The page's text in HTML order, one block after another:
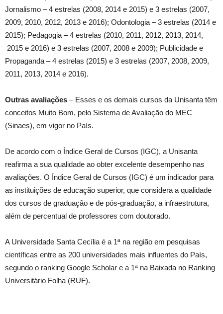
Jornalismo – 4 estrelas (2008, 2014 e 2015) e 3 estrelas (2007,
2009, 2010, 2012, 2013 e 2016); Odontologia – 3 estrelas (2014 e
2015); Pedagogia – 4 estrelas (2010, 2011, 2012, 2013, 2014,
2015 e 2016) e 3 estrelas (2007, 2008 e 2009); Publicidade e
Propaganda – 4 estrelas (2015) e 3 estrelas (2007, 2008, 2009,
2011, 2013, 2014 e 2016).
Outras avaliações – Esses e os demais cursos da Unisanta têm
conceitos Muito Bom, pelo Sistema de Avaliação do MEC
(Sinaes), em vigor no País.
De acordo com o Índice Geral de Cursos (IGC), a Unisanta
reafirma a sua qualidade ao obter excelente desempenho nas
avaliações. O Índice Geral de Cursos (IGC) é um indicador para
as instituições de educação superior, que considera a qualidade
dos cursos de graduação e de pós-graduação, a infraestrutura,
além de percentual de professores com doutorado.
A Universidade Santa Cecília é a 1ª na região em pesquisas
científicas entre as 200 universidades mais influentes do País,
segundo o ranking Google Scholar e a 1ª na Baixada no Ranking
Universitário Folha (RUF).